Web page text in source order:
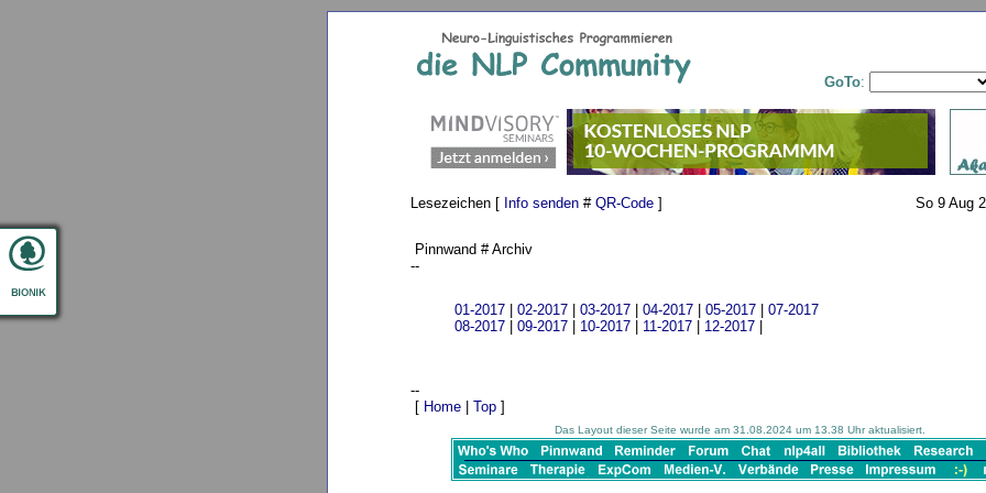
GoTo:
Lesezeichen [ Info senden # QR-Code ] So 9 Aug
Pinnwand # Archiv
--
01-2017 02-2017 03-2017 04-2017 05-2017
07-2017
08-2017
09-2017 10-2017 11-2017 12-2017
--
[ Home Top ]
Das Layout dieser Seite wurde am 31.08.2024 um 13.38 Uhr aktualisiert.